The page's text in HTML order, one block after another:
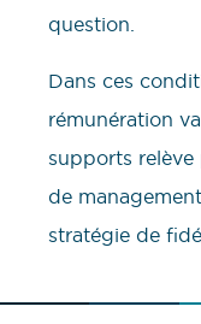
question.
Dans ces
rémunération
supports relève
de
stratégie de